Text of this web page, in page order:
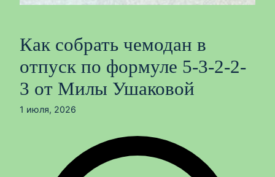
Как собрать чемодан в
отпуск по формуле 5-3-2-2-
3 от Милы Ушаковой
1 июля, 2026